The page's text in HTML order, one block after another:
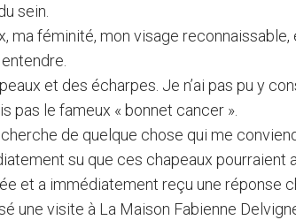
sein.
ma féminité, mon visage reconnaissable,
et des écharpes. Je n’ai pas pu y
pas le fameux « bonnet cancer ».
de quelque chose qui me
su que ces chapeaux pourraient
et a immédiatement reçu une réponse
une visite à La Maison Fabienne